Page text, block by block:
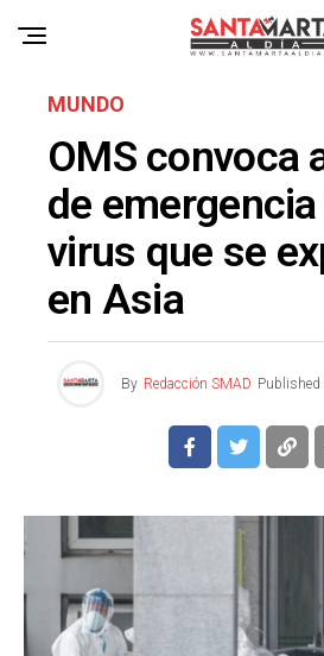
MUNDO
OMS convoca
de
virus que se
en Asia
By Redacción SMAD Published